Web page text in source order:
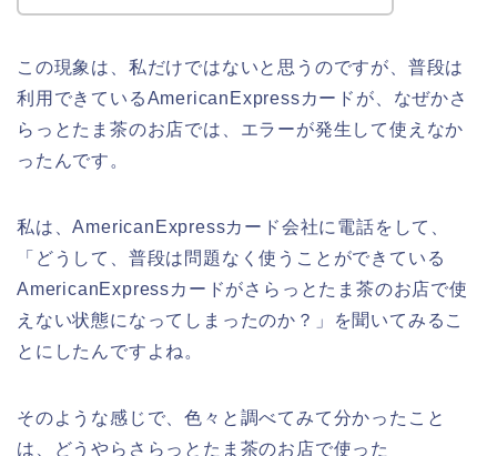
この現象は、私だけではないと思うのですが、普段は
利用できているAmericanExpressカードが、なぜかさ
らっとたま茶のお店では、エラーが発生して使えなか
ったんです。
私は、AmericanExpressカード会社に電話をして、
「どうして、普段は問題なく使うことができている
AmericanExpressカードがさらっとたま茶のお店で使
えない状態になってしまったのか？」を聞いてみるこ
とにしたんですよね。
そのような感じで、色々と調べてみて分かったこと
は、どうやらさらっとたま茶のお店で使った